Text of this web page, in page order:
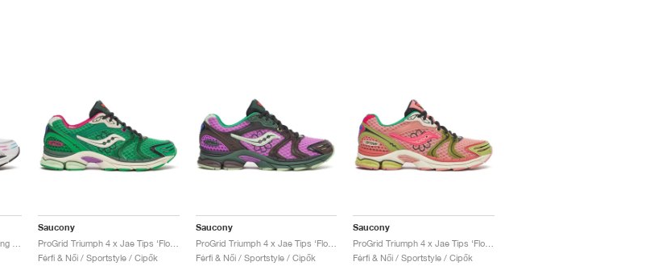
Saucony
ProGrid Triumph 4 x Jae Tips ‘Flowers Grow Uptown’ "Fern"
Férfi & Női / Sportstyle / Cipők
Saucony
ProGrid Triumph 4 x Jae Tips ‘Flowers Grow Uptown’ "Violet & Earth"
Férfi & Női / Sportstyle / Cipők
Saucony
Férfi & Női / Sportstyle / Cipők